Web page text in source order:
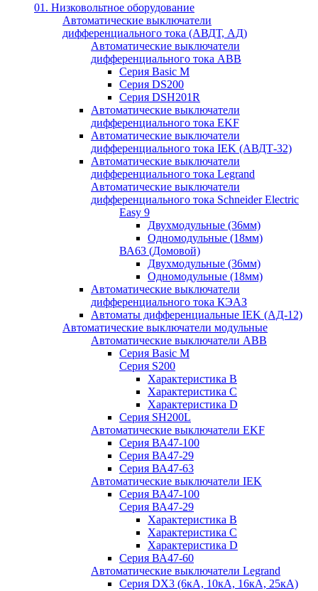
01. Низковольтное оборудование
Автоматические выключатели
дифференциального тока (АВДТ, АД)
Автоматические выключатели
дифференциального тока ABB
Серия Basic M
Серия DS200
Серия DSH201R
Автоматические выключатели
дифференциального тока EKF
Автоматические выключатели
дифференциального тока IEK (АВДТ-32)
Автоматические выключатели
дифференциального тока Legrand
Автоматические выключатели
дифференциального тока Schneider Electric
Easy 9
Двухмодульные (36мм)
Одномодульные (18мм)
ВА63 (Домовой)
Двухмодульные (36мм)
Одномодульные (18мм)
Автоматические выключатели
дифференциального тока КЭАЗ
Автоматы дифференциальные IEK (АД-12)
Автоматические выключатели модульные
Автоматические выключатели ABB
Серия Basic M
Серия S200
Характеристика B
Характеристика C
Характеристика D
Серия SH200L
Автоматические выключатели EKF
Серия ВА47-100
Серия ВА47-29
Серия ВА47-63
Автоматические выключатели IEK
Серия ВА47-100
Серия ВА47-29
Характеристика B
Характеристика C
Характеристика D
Серия ВА47-60
Автоматические выключатели Legrand
Серия DX3 (6кА, 10кА, 16кА, 25кА)